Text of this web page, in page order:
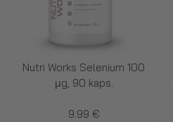
Nutri Works Selenium 100
µg, 90 kaps.
9.99 €